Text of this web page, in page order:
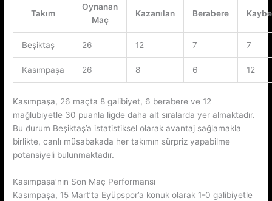
Takım
Oynanan
Maç
Kazanılan Berabere
Beşiktaş 26 12 7 7
Kasımpaşa 26 8 6 12
Kasımpaşa, 26 maçta 8 galibiyet, 6 berabere ve 12
mağlubiyetle 30 puanla ligde daha alt sıralarda yer almaktadır.
Bu durum Beşiktaş’a istatistiksel olarak avantaj sağlamakla
birlikte, canlı müsabakada her takımın sürpriz yapabilme
potansiyeli bulunmaktadır.
Kasımpaşa’nın Son Maç Performansı
Kasımpaşa, 15 Mart’ta Eyüpspor’a konuk olarak 1-0 galibiyetle